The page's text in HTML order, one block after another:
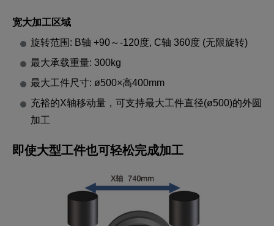
宽大加工区域
旋转范围: B轴 +90～-120度, C轴 360度 (无限旋转)
最大承载重量: 300kg
最大工件尺寸: ø500×高400mm
充裕的X轴移动量，可支持最大工件直径(ø500)的外圆
加工
即使大型工件也可轻松完成加工